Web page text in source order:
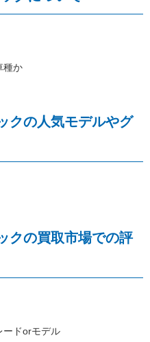
種か
クの人気モデルやグ
クの買取市場での評
ードorモデル